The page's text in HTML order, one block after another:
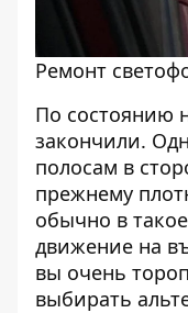
Ремонт
По состоянию
закончили.
полосам в
прежнему
обычно в
движение на
вы очень
выбирать